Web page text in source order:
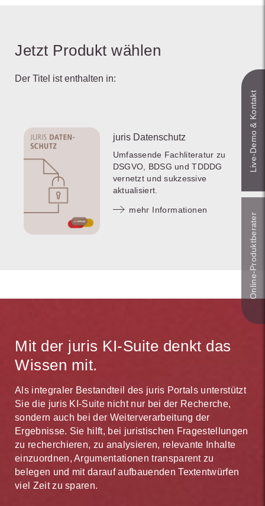
Jetzt Produkt wählen
Der Titel ist enthalten in:
juris Datenschutz
Umfassende Fachliteratur zu
DSGVO, BDSG und TDDDG
vernetzt und sukzessive
aktualisiert.
mehr Informationen
Mit der juris KI-Suite denkt das
Wissen mit.
Als integraler Bestandteil des juris Portals unterstützt
Sie die juris KI-Suite nicht nur bei der Recherche,
sondern auch bei der Weiterverarbeitung der
Ergebnisse. Sie hilft, bei juristischen Fragestellungen
zu recherchieren, zu analysieren, relevante Inhalte
einzuordnen, Argumentationen transparent zu
belegen und mit darauf aufbauenden Textentwürfen
viel Zeit zu sparen.
Live‑Demo & Kontakt
Online-Produkt­berater